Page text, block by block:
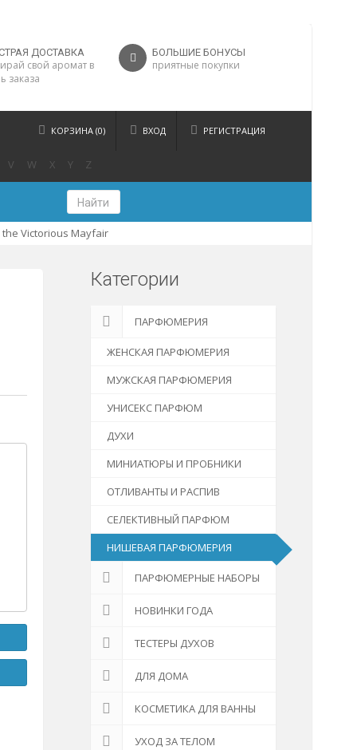
ДОСТАВКА
свой аромат в
заказа
БОЛЬШИЕ БОНУСЫ
приятные покупки
КОРЗИНА (0) ВХОД РЕГИСТРАЦИЯ
V W X Y Z
Найти
Victorious Mayfair
Категории
ПАРФЮМЕРИЯ
ЖЕНСКАЯ ПАРФЮМЕРИЯ
МУЖСКАЯ ПАРФЮМЕРИЯ
УНИСЕКС ПАРФЮМ
ДУХИ
МИНИАТЮРЫ И ПРОБНИКИ
ОТЛИВАНТЫ И РАСПИВ
СЕЛЕКТИВНЫЙ ПАРФЮМ
НИШЕВАЯ ПАРФЮМЕРИЯ
ПАРФЮМЕРНЫЕ НАБОРЫ
НОВИНКИ ГОДА
ТЕСТЕРЫ ДУХОВ
ДЛЯ ДОМА
КОСМЕТИКА ДЛЯ ВАННЫ
УХОД ЗА ТЕЛОМ